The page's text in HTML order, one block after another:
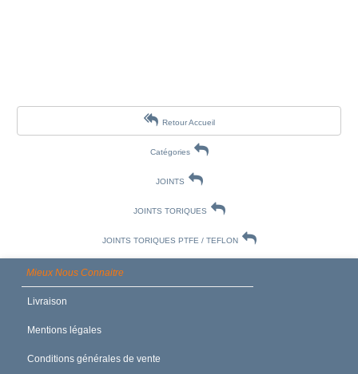
Retour Accueil
Catégories
JOINTS
JOINTS TORIQUES
JOINTS TORIQUES PTFE / TEFLON
Mieux Nous Connaitre
Livraison
Mentions légales
Conditions générales de vente